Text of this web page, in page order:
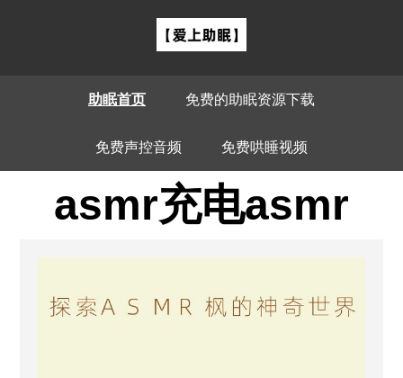
助眠首页 免费的助眠资源下载
免费声控音频 免费哄睡视频
asmr充电asmr